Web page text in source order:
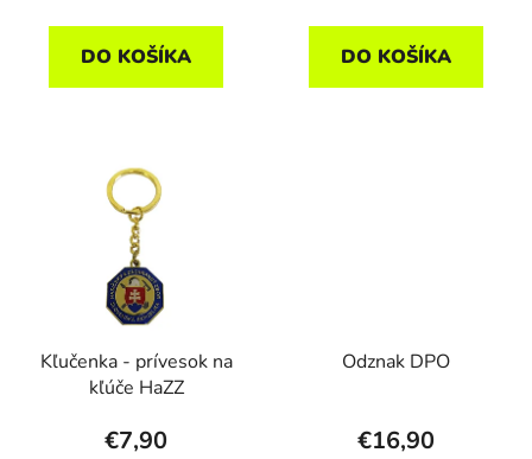
DO KOŠÍKA DO KOŠÍKA
Kľučenka - prívesok na
kľúče HaZZ
€7,90
Odznak DPO
€16,90